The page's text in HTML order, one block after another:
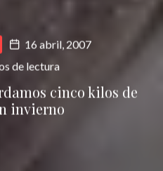
16 abril, 2007
de lectura
cinco kilos de
invierno